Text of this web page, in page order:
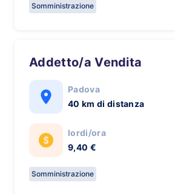
Somministrazione
Addetto/a Vendita
Padova
40 km di distanza
lordi/ora
9,40 €
Somministrazione